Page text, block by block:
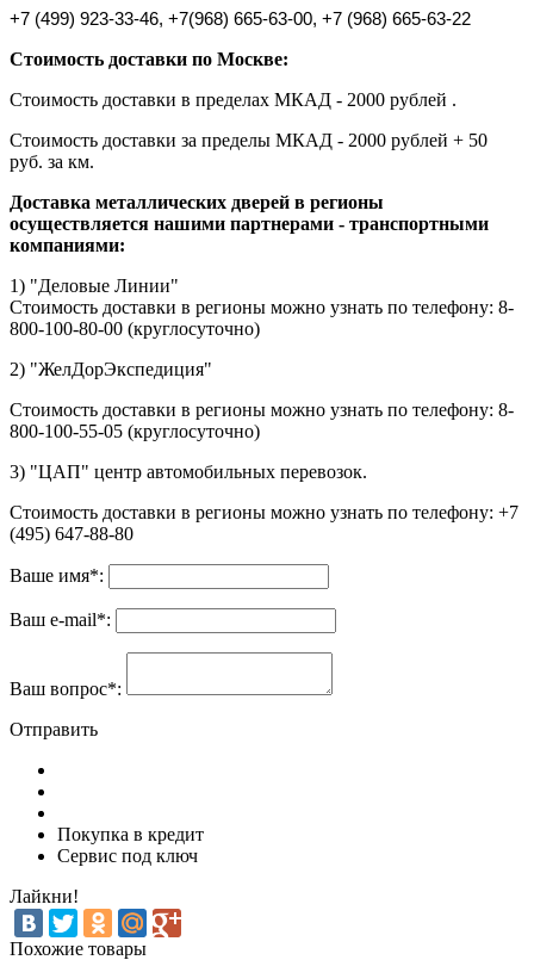
+7 (499) 923-33-46, +7(968) 665-63-00, +7 (968) 665-63-22
Стоимость доставки по Москве:
Стоимость доставки в пределах МКАД - 2000 рублей .
Стоимость доставки за пределы МКАД - 2000 рублей + 50
руб. за км.
Доставка металлических дверей в регионы
осуществляется нашими партнерами - транспортными
компаниями:
1) "Деловые Линии"
Стоимость доставки в регионы можно узнать по телефону: 8-
800-100-80-00 (круглосуточно)
2) "ЖелДорЭкспедиция"
Стоимость доставки в регионы можно узнать по телефону: 8-
800-100-55-05 (круглосуточно)
3) "ЦАП" центр автомобильных перевозок.
Стоимость доставки в регионы можно узнать по телефону: +7
(495) 647-88-80
Ваше имя*:
Ваш e-mail*:
Ваш вопрос*:
Отправить
Покупка в кредит
Сервис под ключ
Лайкни!
Похожие товары